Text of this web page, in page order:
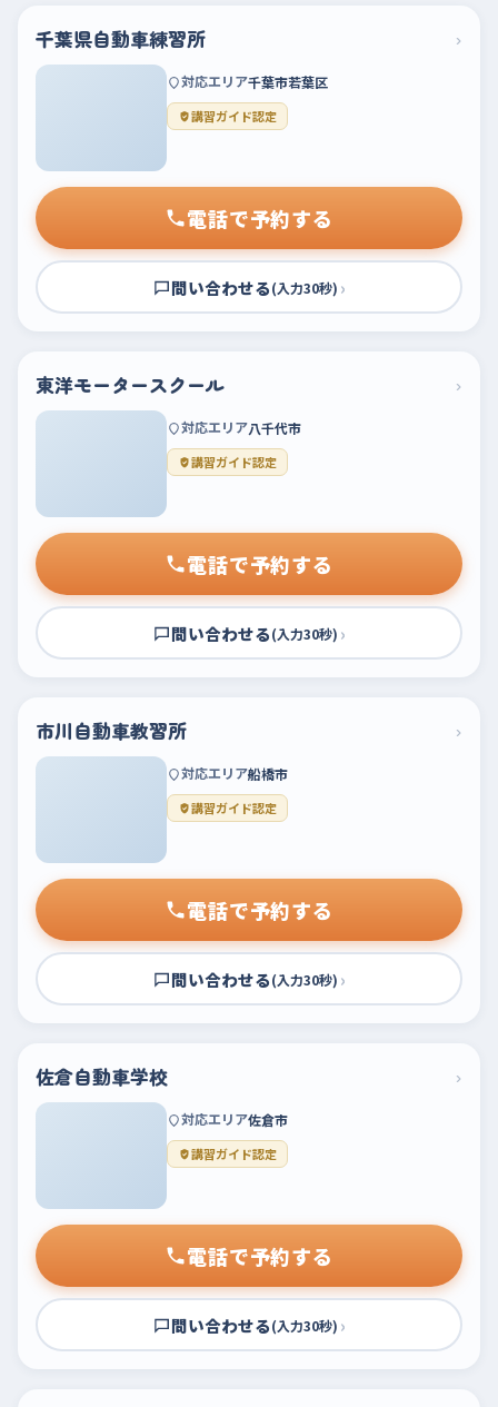
千葉県自動車練習所 ›
対応エリア千葉市若葉区
講習ガイド認定
電話で予約する
問い合わせる(入力30秒) ›
東洋モータースクール ›
対応エリア八千代市
講習ガイド認定
電話で予約する
問い合わせる(入力30秒) ›
市川自動車教習所 ›
対応エリア船橋市
講習ガイド認定
電話で予約する
問い合わせる(入力30秒) ›
佐倉自動車学校 ›
対応エリア佐倉市
講習ガイド認定
電話で予約する
問い合わせる(入力30秒) ›